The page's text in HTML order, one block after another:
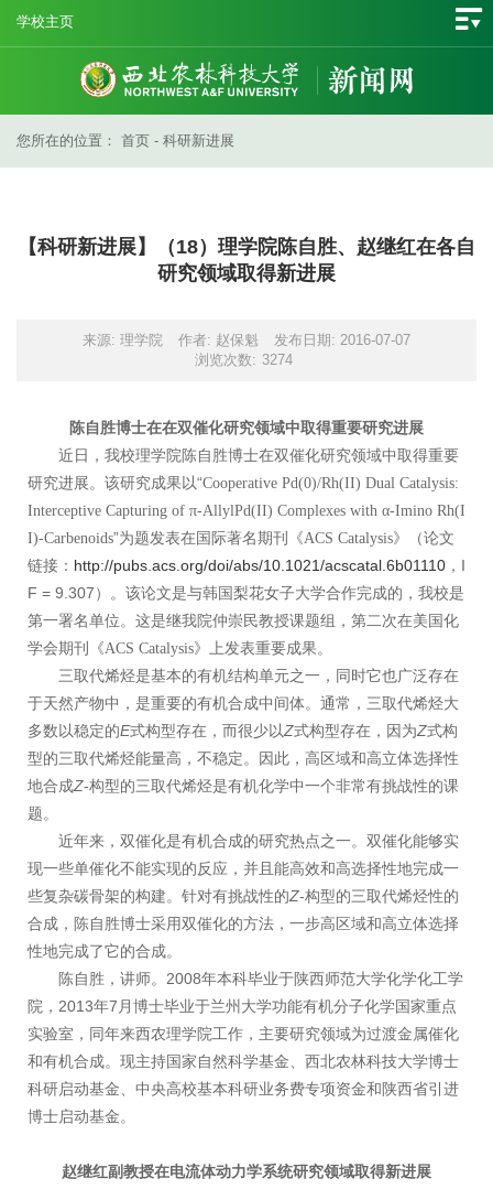
学校主页
您所在的位置： 首页 - 科研新进展
【科研新进展】（18）理学院陈自胜、赵继红在各自
研究领域取得新进展
来源: 理学院 作者: 赵保魁
发布日期: 2016-07-07
浏览次数: 3274
陈自胜博士在在双催化研究领域中取得重要研究进展
近日，我校理学院陈自胜博士在双催化研究领域中取得重要
研究进展。该研究成果以“Cooperative Pd(0)/Rh(II) Dual Catalysis:
Interceptive Capturing of π-AllylPd(II) Complexes with α-Imino Rh(I
I)-Carbenoids”为题发表在国际著名期刊《ACS Catalysis》（论文
链接： http://pubs.acs.org/doi/abs/10.1021/acscatal.6b01110 ，I
F = 9.307）。该论文是与韩国梨花女子大学合作完成的，我校是
第一署名单位。这是继我院仲崇民教授课题组，第二次在美国化
学会期刊《ACS Catalysis》上发表重要成果。
三取代烯烃是基本的有机结构单元之一，同时它也广泛存在
于天然产物中，是重要的有机合成中间体。通常，三取代烯烃大
多数以稳定的E式构型存在，而很少以Z式构型存在，因为Z式构
型的三取代烯烃能量高，不稳定。因此，高区域和高立体选择性
地合成Z-构型的三取代烯烃是有机化学中一个非常有挑战性的课
题。
近年来，双催化是有机合成的研究热点之一。双催化能够实
现一些单催化不能实现的反应，并且能高效和高选择性地完成一
些复杂碳骨架的构建。针对有挑战性的Z-构型的三取代烯烃性的
合成，陈自胜博士采用双催化的方法，一步高区域和高立体选择
性地完成了它的合成。
陈自胜，讲师。2008年本科毕业于陕西师范大学化学化工学
院，2013年7月博士毕业于兰州大学功能有机分子化学国家重点
实验室，同年来西农理学院工作，主要研究领域为过渡金属催化
和有机合成。现主持国家自然科学基金、西北农林科技大学博士
科研启动基金、中央高校基本科研业务费专项资金和陕西省引进
博士启动基金。
赵继红副教授在电流体动力学系统研究领域取得新进展